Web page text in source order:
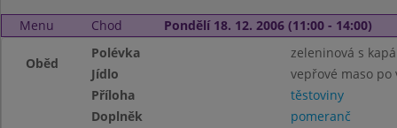
Menu Chod Pondělí 18. 12. 2006 (11:00 - 14:00)
Oběd
Polévka
zeleninová s
Jídlo
vepřové maso po
Příloha
těstoviny
Doplněk
pomeranč